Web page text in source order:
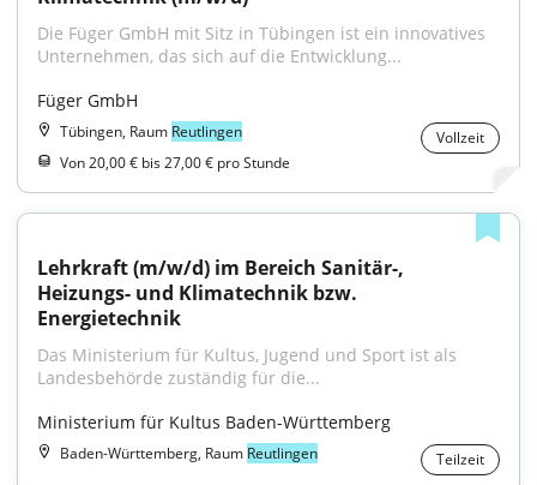
Die Füger GmbH mit Sitz in Tübingen ist ein innovatives
Unternehmen, das sich auf die Entwicklung...
Füger GmbH
Tübingen, Raum Reutlingen
Vollzeit
Von 20,00 € bis 27,00 € pro Stunde
Lehrkraft (m/w/d) im Bereich Sanitär-,
Heizungs- und Klimatechnik bzw.
Energietechnik
Das Ministerium für Kultus, Jugend und Sport ist als
Landesbehörde zuständig für die...
Ministerium für Kultus Baden-Württemberg
Baden-Württemberg, Raum Reutlingen Teilzeit